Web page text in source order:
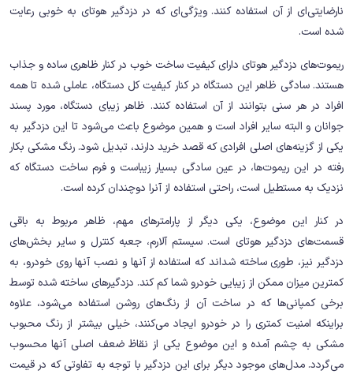
نارضایتی‌ای از آن استفاده کنند. ویژگی‌ای که در دزدگیر هوتای به خوبی رعایت
شده است.
ریموت‌های دزدگیر هوتای دارای کیفیت ساخت خوب در کنار ظاهری ساده و جذاب
هستند. سادگی ظاهر این دستگاه در کنار کیفیت کل دستگاه، عاملی شده تا همه
افراد در هر سنی بتوانند از آن استفاده کنند. ظاهر زیبای دستگاه، مورد پسند
جوانان و البته سایر افراد است و همین موضوع باعث می‌شود تا این دزدگیر به
یکی از گزینه‌های اصلی افرادی که قصد خرید دارند، تبدیل شود. رنگ مشکی بکار
رفته در این ریموت‌ها، در عین سادگی بسیار زیباست و فرم ساخت دستگاه که
نزدیک به مستطیل است، راحتی استفاده از آنرا دوچندان کرده است.
در کنار این موضوع، یکی دیگر از پارامترهای مهم، ظاهر مربوط به باقی
قسمت‌های دزدگیر هوتای است. سیستم آلارم، جعبه کنترل و سایر بخش‌های
دزدگیر نیز، طوری ساخته شداند که استفاده از آنها و نصب آنها روی خودرو، به
کمترین میزان ممکن از زیبایی خودرو شما کم کند. دزدگیرهای ساخته شده توسط
برخی کمپانی‌ها که در ساخت آن از رنگ‌های روشن استفاده می‌شود، علاوه
براینکه امنیت کمتری را در خودرو ایجاد می‌کنند، خیلی بیشتر از رنگ محبوب
مشکی به چشم آمده و این موضوع یکی از نقاظ ضعف اصلی آنها محسوب
می‌گردد. مدل‌های موجود دیگر برای این دزدگیر با توجه به تفاوتی که در قیمت